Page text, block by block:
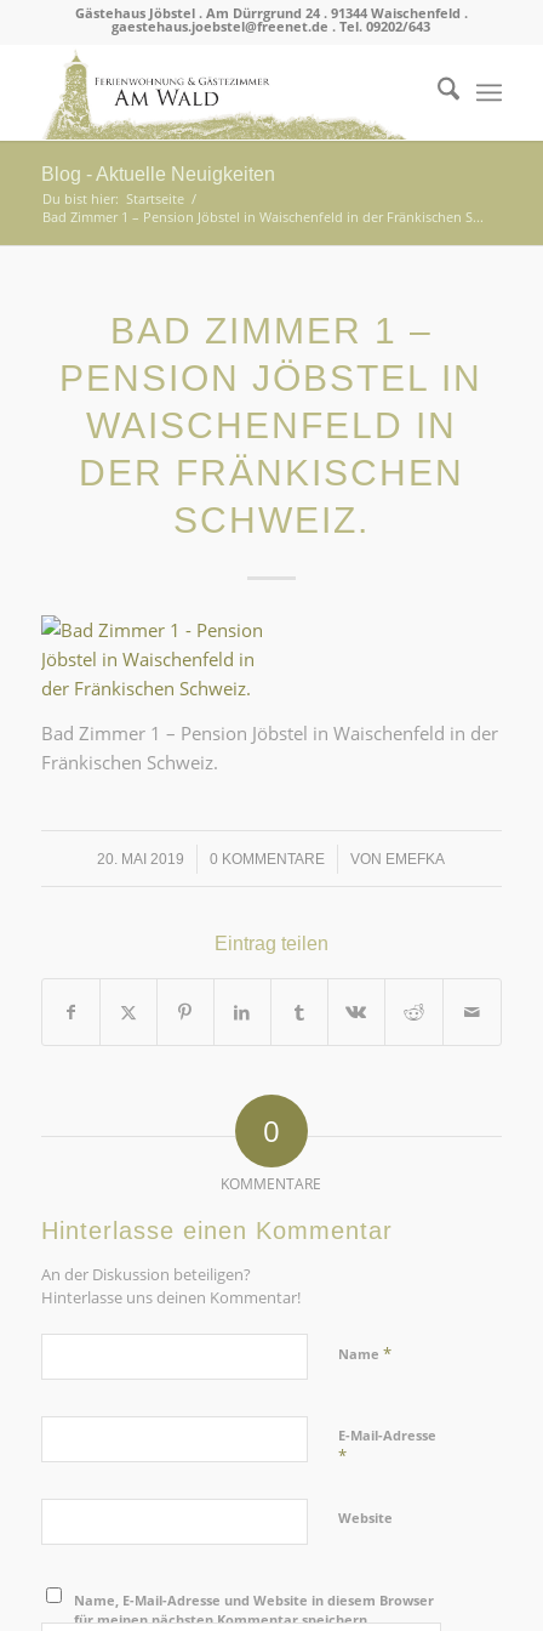
Gästehaus Jöbstel . Am Dürrgrund 24 . 91344 Waischenfeld .
gaestehaus.joebstel@freenet.de . Tel. 09202/643
Blog - Aktuelle Neuigkeiten
Du bist hier: Startseite /
Bad Zimmer 1 – Pension Jöbstel in Waischenfeld in der Fränkischen S...
BAD ZIMMER 1 –
PENSION JÖBSTEL IN
WAISCHENFELD IN
DER FRÄNKISCHEN
SCHWEIZ.
Bad Zimmer 1 – Pension Jöbstel in Waischenfeld in der
Fränkischen Schweiz.
20. MAI 2019
/ 0 KOMMENTARE
/ VON EMEFKA
Eintrag teilen
0
KOMMENTARE
Hinterlasse einen Kommentar
An der Diskussion beteiligen?
Hinterlasse uns deinen Kommentar!
Name *
E-Mail-Adresse
*
Website
Name, E-Mail-Adresse und Website in diesem Browser
für meinen nächsten Kommentar speichern.